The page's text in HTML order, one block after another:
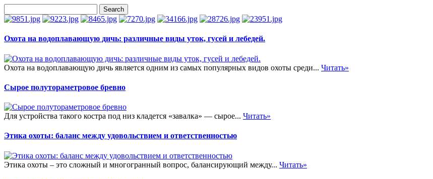
Охота на водоплавающую дичь: различные виды уток, гусей и лебедей.
Охота на водоплавающую дичь является одним из самых популярных видов охоты среди... Читать»
Сырое полутораметровое бревно
Для устройства такого костра под низ кладется «завалка» — сырое... Читать»
Этика охоты: баланс между удовольствием и ответственностью
Этика охоты – это сложный и многогранный вопрос, балансирующий между... Читать»